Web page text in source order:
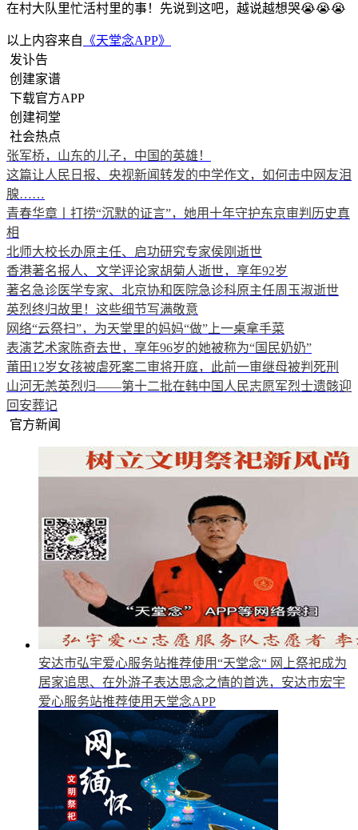
在村大队里忙活村里的事！先说到这吧，越说越想哭😭😭😭
以上内容来自 《天堂念APP》
发讣告
创建家谱
下载官方APP
创建祠堂
社会热点
张军桥，山东的儿子，中国的英雄！
这篇让人民日报、央视新闻转发的中学作文，如何击中网友泪
腺……
青春华章丨打捞“沉默的证言”，她用十年守护东京审判历史真
相
北师大校长办原主任、启功研究专家侯刚逝世
香港著名报人、文学评论家胡菊人逝世，享年92岁
著名急诊医学专家、北京协和医院急诊科原主任周玉淑逝世
英烈终归故里！这些细节写满敬意
网络“云祭扫”，为天堂里的妈妈“做”上一桌拿手菜
表演艺术家陈奇去世，享年96岁的她被称为“国民奶奶”
莆田12岁女孩被虐死案二审将开庭，此前一审继母被判死刑
山河无恙英烈归——第十二批在韩中国人民志愿军烈士遗骸迎
回安葬记
官方新闻
安达市弘宇爱心服务站推荐使用“天堂念“ 网上祭祀成为
居家追思、在外游子表达思念之情的首选，安达市宏宇
爱心服务站推荐使用天堂念APP